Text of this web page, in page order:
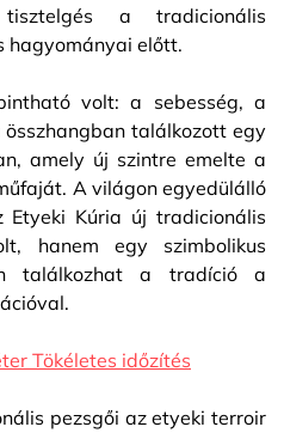
a tradicionális
hagyományai előtt.
volt: a sebesség, a
találkozott egy
amely új szintre emelte a
A világon egyedülálló
Etyeki Kúria új tradicionális
hanem egy szimbolikus
találkozhat a tradíció a
Tökéletes időzítés
pezsgői az etyeki terroir